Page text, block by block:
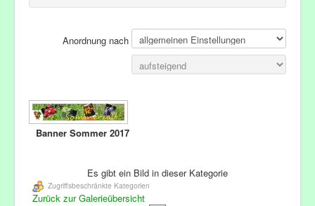
Anordnung nach
Banner Sommer 2017
Es gibt ein Bild in dieser Kategorie
Zugriffsbeschränkte Kategorien
Zurück zur Galerieübersicht